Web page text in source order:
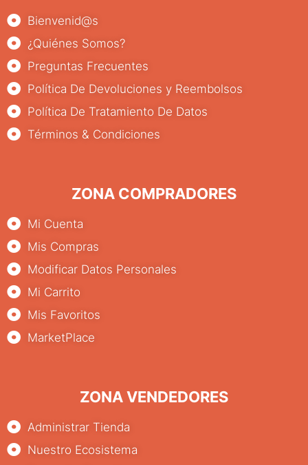
Bienvenid@s
¿Quiénes Somos?
Preguntas Frecuentes
Política De Devoluciones y Reembolsos
Política De Tratamiento De Datos
Términos & Condiciones
ZONA COMPRADORES
Mi Cuenta
Mis Compras
Modificar Datos Personales
Mi Carrito
Mis Favoritos
MarketPlace
ZONA VENDEDORES
Administrar Tienda
Nuestro Ecosistema